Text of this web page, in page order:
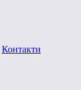
Контакти